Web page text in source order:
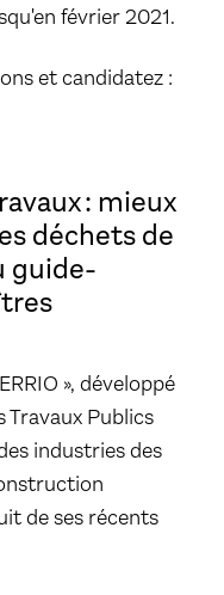
février 2021.
et candidatez :
: mieux
déchets de
guide-
», développé
Travaux Publics
industries des
de ses récents